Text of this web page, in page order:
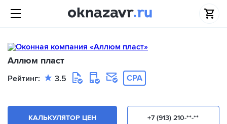
Аллюм пласт
Рейтинг: 3.5 CPA
+7 (913) 210-**-**
КАЛЬКУЛЯТОР ЦЕН